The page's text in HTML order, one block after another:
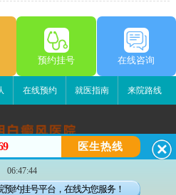
预约挂号 在线咨询
在线预约 就医指南 来院路线
癜风医院
华区护国路2号
昆明白癜风医院
医生热线
06:47:44
预约挂号平台，在线为您服务！